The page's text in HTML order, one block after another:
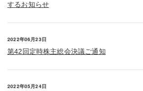
するお知らせ
2022年06月23日
第42回定時株主総会決議ご通知
2022年05月24日